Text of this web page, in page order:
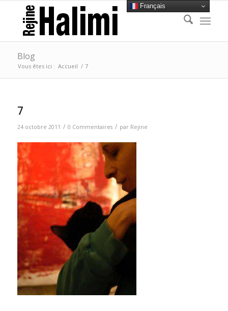
Blog
Vous êtes ici : Accueil / 7
7
24 octobre 2011 / 0 Commentaires / par Rejine
Français